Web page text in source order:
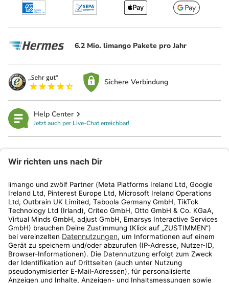
6.2 Mio. limango Pakete pro Jahr
Sichere Verbindung
Help Center
Jetzt auch per Live-Chat erreichbar!
Kundenservice
Shop
Aktionen
Travel